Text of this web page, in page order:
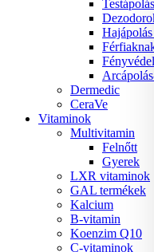
Testápolás
Hajápolás
Dermedic
CeraVe
Vitaminok
Multivitamin
Felnőtt
Gyerek
LXR vitaminok
GAL termékek
Kalcium
B-vitamin
Koenzim Q10
C-vitaminok